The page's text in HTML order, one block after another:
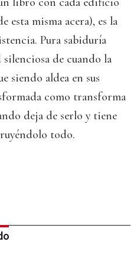
esta misma acera), es la
Pura sabiduría
de cuando la
siendo aldea en sus
como transforma
deja de serlo y tiene
todo.